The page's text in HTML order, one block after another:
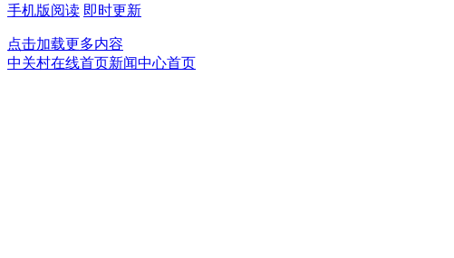
手机版阅读 即时更新
点击加载更多内容
中关村在线首页新闻中心首页